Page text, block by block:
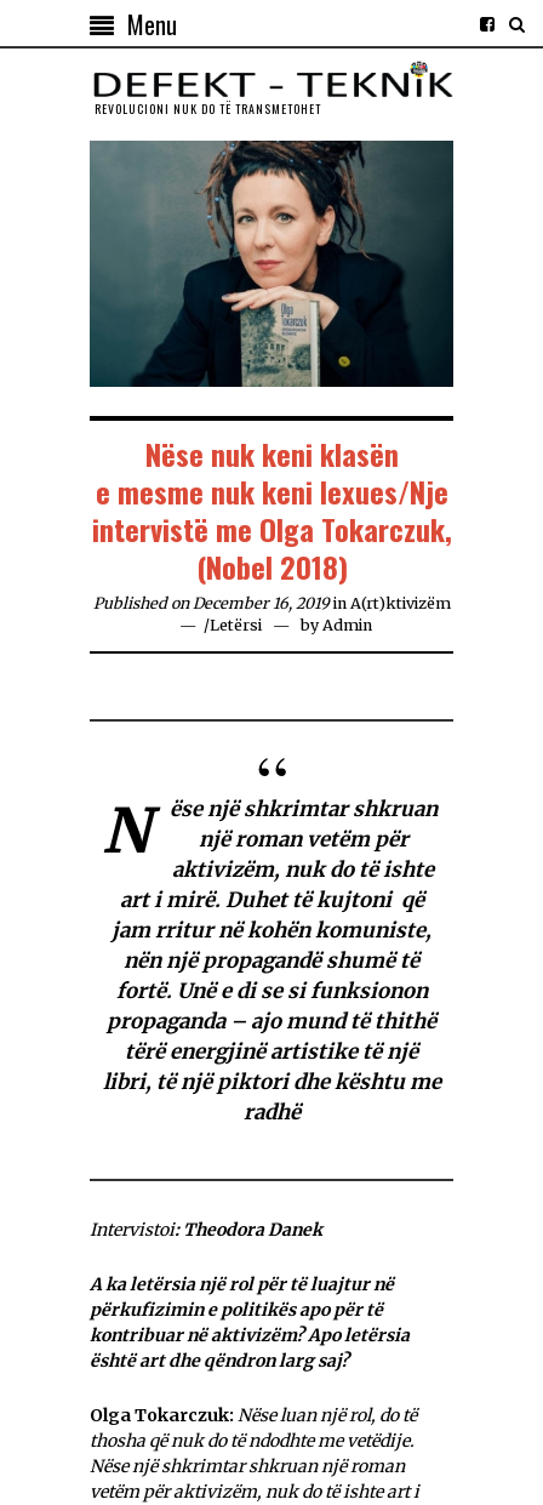
Menu
REVOLUCIONI NUK DO TЁ TRANSMETOHET
Nëse nuk keni klasën
e mesme nuk keni lexues/Nje
intervistë me Olga Tokarczuk,
(Nobel 2018)
Published on December 16, 2019 in A(rt)ktivizëm
/Letërsi by Admin
N
ëse një shkrimtar shkruan
një roman vetëm për
aktivizëm, nuk do të ishte
art i mirë. Duhet të kujtoni që
jam rritur në kohën komuniste,
nën një propagandë shumë të
fortë. Unë e di se si funksionon
propaganda – ajo mund të thithë
tërë energjinë artistike të një
libri, të një piktori dhe kështu me
radhë
Intervistoi: Theodora Danek
A ka letërsia një rol për të luajtur në
përkufizimin e politikës apo për të
kontribuar në aktivizëm? Apo letërsia
është art dhe qëndron larg saj?
Olga Tokarczuk: Nëse luan një rol, do të
thosha që nuk do të ndodhte me vetëdije.
Nëse një shkrimtar shkruan një roman
vetëm për aktivizëm, nuk do të ishte art i